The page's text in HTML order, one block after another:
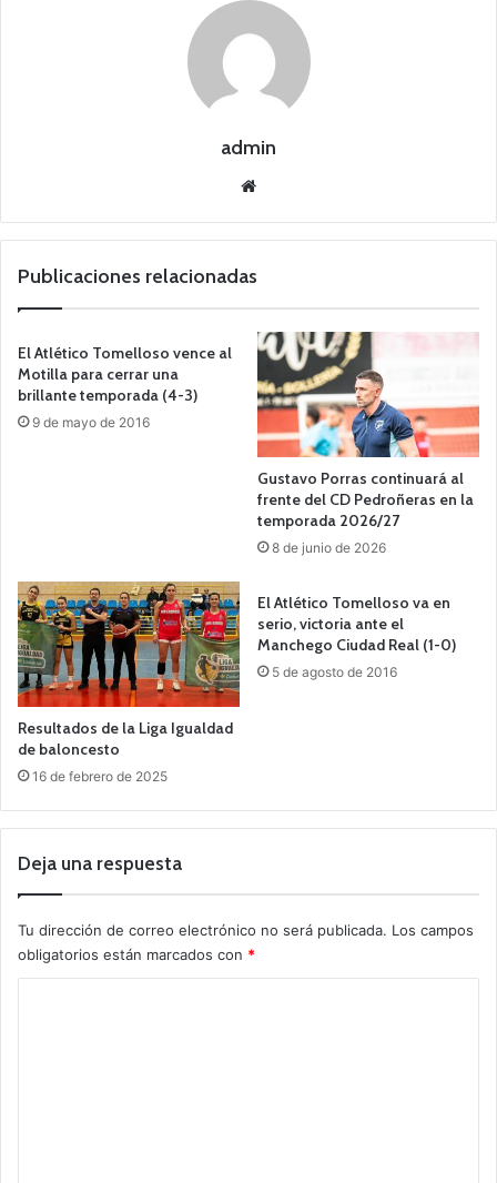
admin
we
Publicaciones relacionadas
El Atlético Tomelloso vence al
Motilla para cerrar una
brillante temporada (4-3)
9 de mayo de 2016
Gustavo Porras continuará al
frente del CD Pedroñeras en la
temporada 2026/27
8 de junio de 2026
Resultados de la Liga Igualdad
de baloncesto
16 de febrero de 2025
El Atlético Tomelloso va en
serio, victoria ante el
Manchego Ciudad Real (1-0)
5 de agosto de 2016
Deja una respuesta
Tu dirección de correo electrónico no será publicada. Los campos
obligatorios están marcados con *